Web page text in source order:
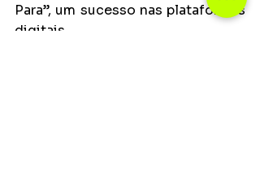
Para”, um sucesso nas plataformas
digitais.